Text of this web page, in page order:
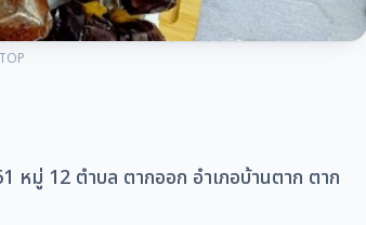
มู่ 12 ตำบล ตากออก อำเภอบ้านตาก ตาก